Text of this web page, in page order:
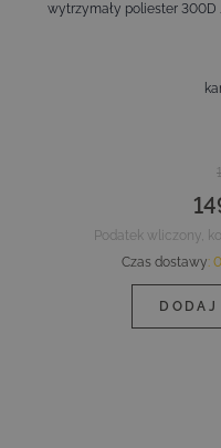
wytrzymały poliester
Podatek wliczony,
Czas dostawy: